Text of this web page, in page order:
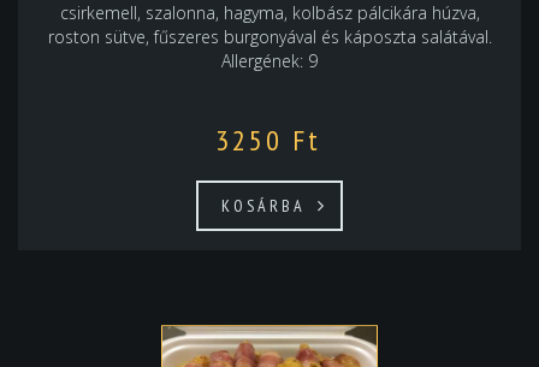
csirkemell, szalonna, hagyma, kolbász pálcikára húzva,
roston sütve, fűszeres burgonyával és káposzta salátával.
Allergének: 9
3250 Ft
KOSÁRBA